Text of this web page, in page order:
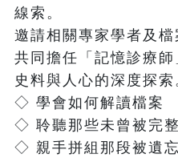
線索。
邀請相關專家學者及檔
共同擔任「記憶診療
史料與人心的深度探索
◇ 學會如何解讀檔案
◇ 聆聽那些未曾被完
◇ 親手拼組那段被遺